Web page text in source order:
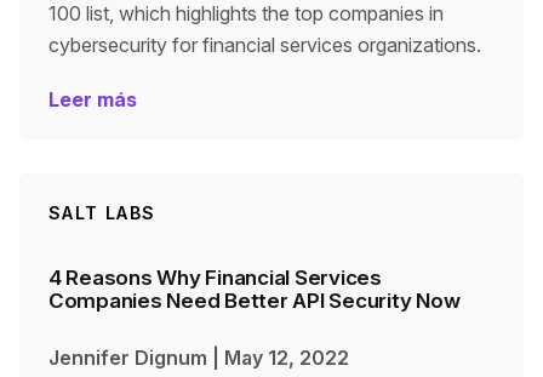
100 list, which highlights the top companies in
cybersecurity for financial services organizations.
Leer más
SALT LABS
4 Reasons Why Financial Services
Companies Need Better API Security Now
Jennifer Dignum May 12, 2022